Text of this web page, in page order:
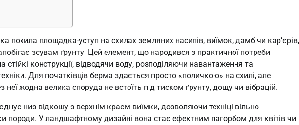
похила площадка-уступ на схилах земляних насипів, виїмок, дамб чи кар’єрів,
зсувам ґрунту. Цей елемент, що народився з практичної потреби
стійкі конструкції, відводячи воду, розподіляючи навантаження та
Для початківців берма здається просто «поличкою» на схилі, але
неї жодна велика споруда не встоїть під тиском ґрунту, дощу чи вібрацій.
низ відкошу з верхнім краєм виїмки, дозволяючи техніці вільно
породи. У ландшафтному дизайні вона стає ефектним пагорбом для квітів чи